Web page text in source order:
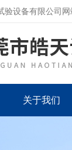
设备有限公司网
关于我们